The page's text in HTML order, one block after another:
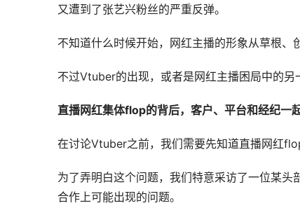
又遭到了张艺兴粉丝的严重反弹。
不知道什么时候开始，网红主播的形象从草根、
不过Vtuber的出现，或者是网红主播困局中的另
直播网红集体flop的背后，客户、平台和经纪一
在讨论Vtuber之前，我们需要先知道直播网红
为了弄明白这个问题，我们特意采访了一位某
合作上可能出现的问题。